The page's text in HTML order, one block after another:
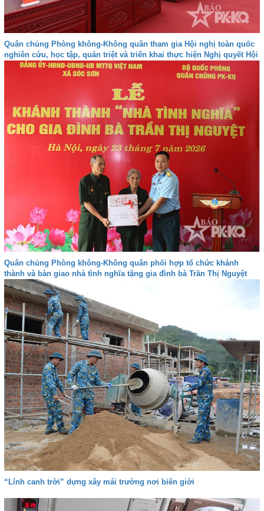
Quân chủng Phòng không-Không quân tham gia Hội nghị toàn quốc
nghiên cứu, học tập, quán triệt và triển khai thực hiện Nghị quyết Hội
nghị lần thứ ba Ban Chấp hành Trung ương Đảng khóa XIV
Quân chủng Phòng không-Không quân phối hợp tổ chức khánh
thành và bàn giao nhà tình nghĩa tặng gia đình bà Trần Thị Nguyệt
“Lính canh trời” dựng xây mái trường nơi biên giới